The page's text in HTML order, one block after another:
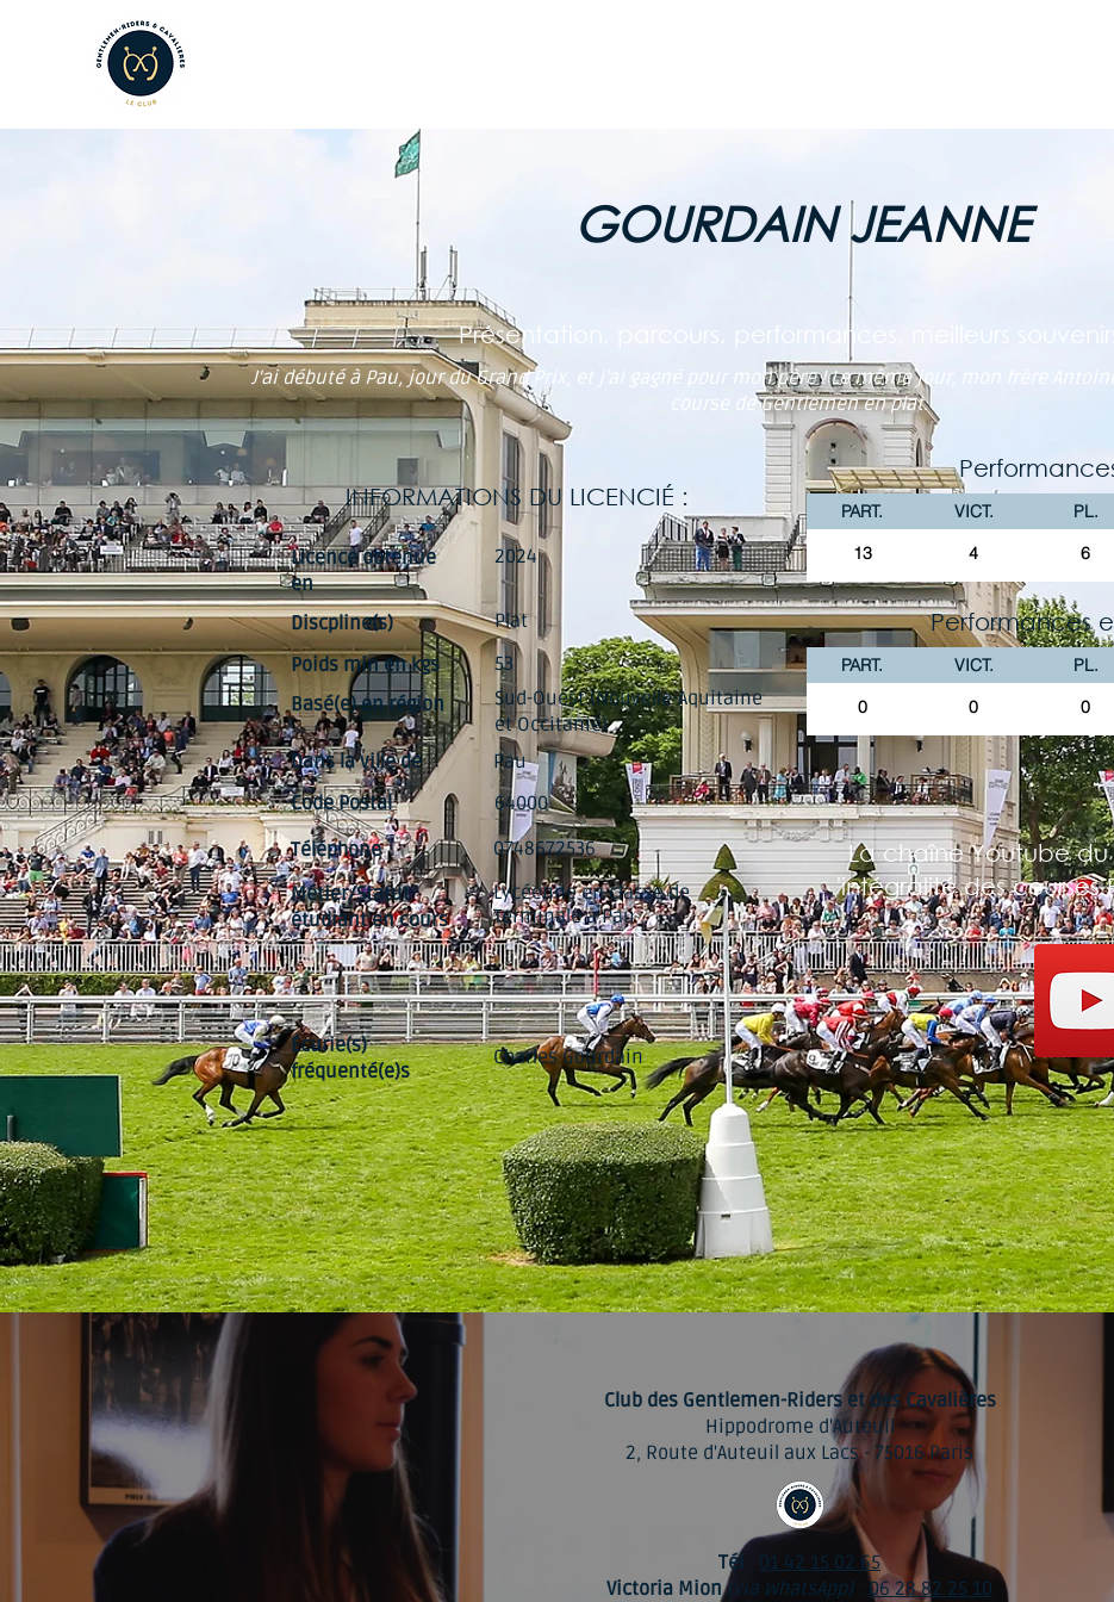
GOURDAIN JEANNE
Présentation, parcours, performances, meilleurs
J'ai débuté à Pau, jour du Grand Prix, et j'ai gagné pour mon père ! Le même jour, mon frère
course de Gentlemen en plat.
INFORMATIONS DU LICENCIÉ :
Licence obtenue
en
Discpline(s)
Poids min en kgs
Basé(e) en région
Dans la ville de
Code Postal
Téléphone
Métier/Statut
étudiant en cours
2024
Plat
53
Sud-Ouest (Nouvelle-Aquitaine
et Occitanie)
Pau
64000
0748672536
Lycéenne en classe de
Terminale à Pau
Écurie(s)
fréquenté(e)s
Charles Gourdain
PART. VICT. PL.
13
4 6
Performances
PART. VICT. PL.
0
0 0
La chaîne Youtube
'intégralité des courses
Club des Gentlemen-Riders et des Cavalières
Hippodrome d'Auteuil
2, Route d'Auteuil aux Lacs - 75016 Paris
Tél : 01 42 15 02 65
Victoria Mion(via WhatsApp): 06 28 82 25 10